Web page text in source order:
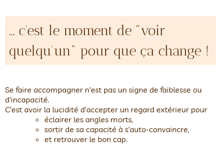
... c'est le moment de "voir
quelqu'un" pour que ça change !
Se faire accompagner n'est pas un signe de faiblesse ou
d'incapacité.
C'est avoir la lucidité d'accepter un regard extérieur pour
éclairer les angles morts,
sortir de sa capacité à s'auto-convaincre,
et retrouver le bon cap.